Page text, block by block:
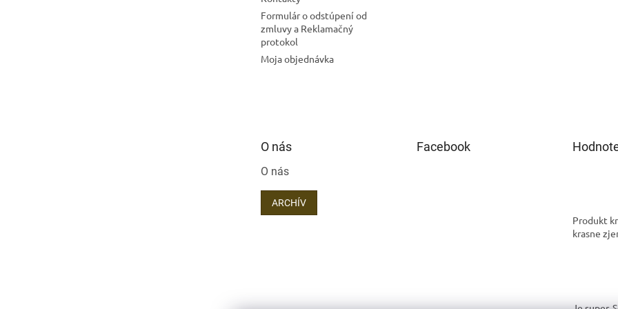
Formulár o odstúpení od
zmluvy a Reklamačný
protokol
Moja objednávka
O nás
O nás
ARCHÍV
Facebook
Produkt
krasne